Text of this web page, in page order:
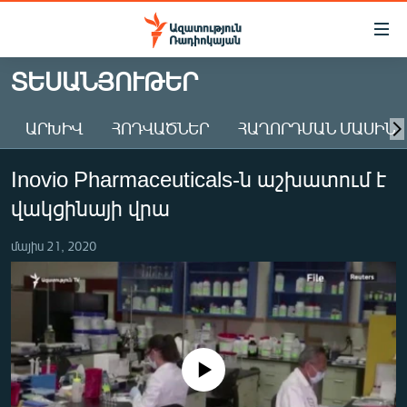
Մատչելիության
Անցնել
հիմնական
Անցնել
հիմնական
մենյուին
Որոնում
ԱԶԱՏՈՒԹՅՈՒՆ TV
ՀԱՅԱՍՏԱՆ
ԸՆՏՐՈՒԹՅՈՒՆՆԵՐ 2026
ԻՐԱՎՈՒՆՔ
ՀԱՍԱՐԱԿՈՒԹՅՈՒՆ
ՏՆՏԵՍՈՒԹՅՈՒՆ
ՂԱՐԱԲԱՂ
ՊԱՏԵՐԱԶՄԻ 6 ՇԱԲԱԹՆԵՐԸ
ՏԱՐԱԾԱՇՐՋԱՆ
ՏԵՍԱՆՅՈՒԹԵՐ
ԱՐԽԻՎ ՀՈԴՎԱԾՆԵՐ ՀԱՂՈՐԴՄԱՆ ՄԱՍԻՆ
Inovio Pharmaceuticals-ն աշխատում է
վակցինայի վրա
մայիս 21, 2020
No media source currently available